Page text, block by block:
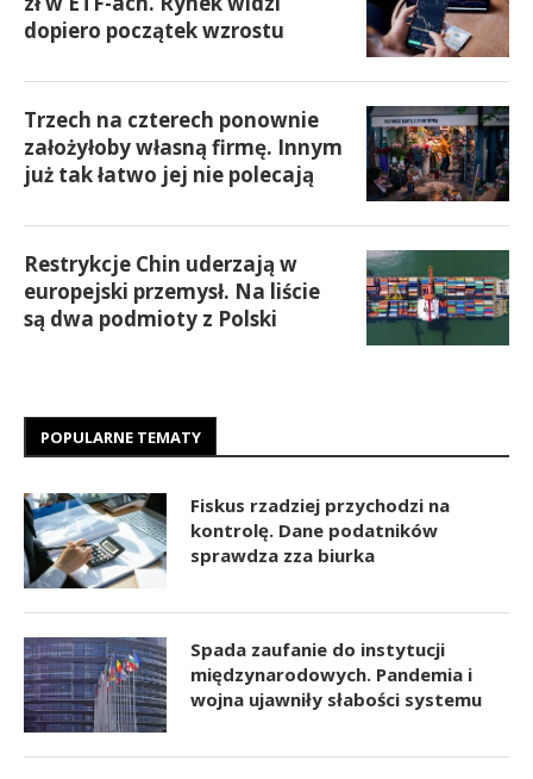
dopiero początek wzrostu
Trzech na czterech ponownie
założyłoby własną firmę. Innym
już tak łatwo jej nie polecają
Restrykcje Chin uderzają w
europejski przemysł. Na liście
są dwa podmioty z Polski
POPULARNE TEMATY
Fiskus rzadziej przychodzi na
kontrolę. Dane podatników
sprawdza zza biurka
Spada zaufanie do instytucji
międzynarodowych. Pandemia i
wojna ujawniły słabości systemu